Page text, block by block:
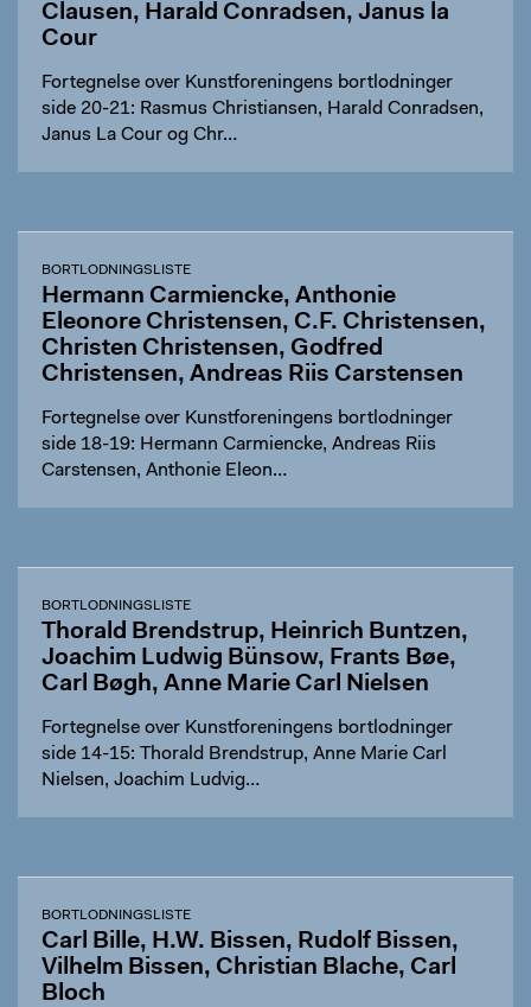
Clausen, Harald Conradsen, Janus la
Cour
Fortegnelse over Kunstforeningens bortlodninger
side 20-21: Rasmus Christiansen, Harald Conradsen,
Janus La Cour og Chr…
BORTLODNINGSLISTE
Hermann Carmiencke, Anthonie
Eleonore Christensen, C.F. Christensen,
Christen Christensen, Godfred
Christensen, Andreas Riis Carstensen
Fortegnelse over Kunstforeningens bortlodninger
side 18-19: Hermann Carmiencke, Andreas Riis
Carstensen, Anthonie Eleon…
BORTLODNINGSLISTE
Thorald Brendstrup, Heinrich Buntzen,
Joachim Ludwig Bünsow, Frants Bøe,
Carl Bøgh, Anne Marie Carl Nielsen
Fortegnelse over Kunstforeningens bortlodninger
side 14-15: Thorald Brendstrup, Anne Marie Carl
Nielsen, Joachim Ludvig…
BORTLODNINGSLISTE
Carl Bille, H.W. Bissen, Rudolf Bissen,
Vilhelm Bissen, Christian Blache, Carl
Bloch